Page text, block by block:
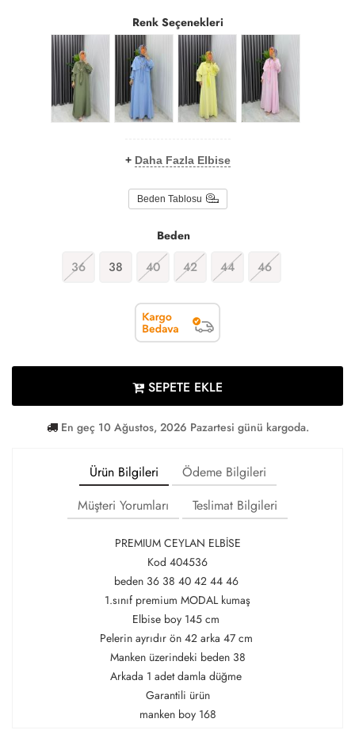
Renk Seçenekleri
+ Daha Fazla Elbise
Beden Tablosu
Beden
36 38 40 42 44 46
SEPETE EKLE
En geç 10 Ağustos, 2026 Pazartesi günü kargoda.
Ürün Bilgileri
Ödeme Bilgileri
Müşteri Yorumları
Teslimat Bilgileri
PREMIUM CEYLAN ELBİSE
Kod 404536
beden 36 38 40 42 44 46
1.sınıf premium MODAL kumaş
Elbise boy 145 cm
Pelerin ayrıdır ön 42 arka 47 cm
Manken üzerindeki beden 38
Arkada 1 adet damla düğme
Garantili ürün
manken boy 168